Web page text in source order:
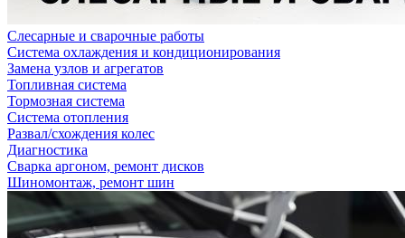
Слесарные и сварочные работы
Система охлаждения и кондиционирования
Замена узлов и агрегатов
Топливная система
Тормозная система
Система отопления
Развал/схождения колес
Диагностика
Сварка аргоном, ремонт дисков
Шиномонтаж, ремонт шин